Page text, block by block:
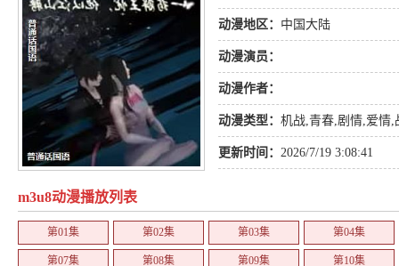
动漫地区： 中国大陆
动漫演员：
动漫作者：
动漫类型： 机战,青春,剧情,爱情,
更新时间： 2026/7/19 3:08:41
m3u8动漫播放列表
第01集 第02集 第03集 第04集
第07集 第08集 第09集 第10集